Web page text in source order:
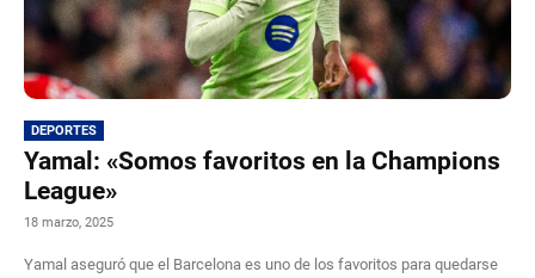
DEPORTES
Yamal: «Somos favoritos en la Champions
League»
18 marzo, 2025
Yamal aseguró que el Barcelona es uno de los favoritos para quedarse